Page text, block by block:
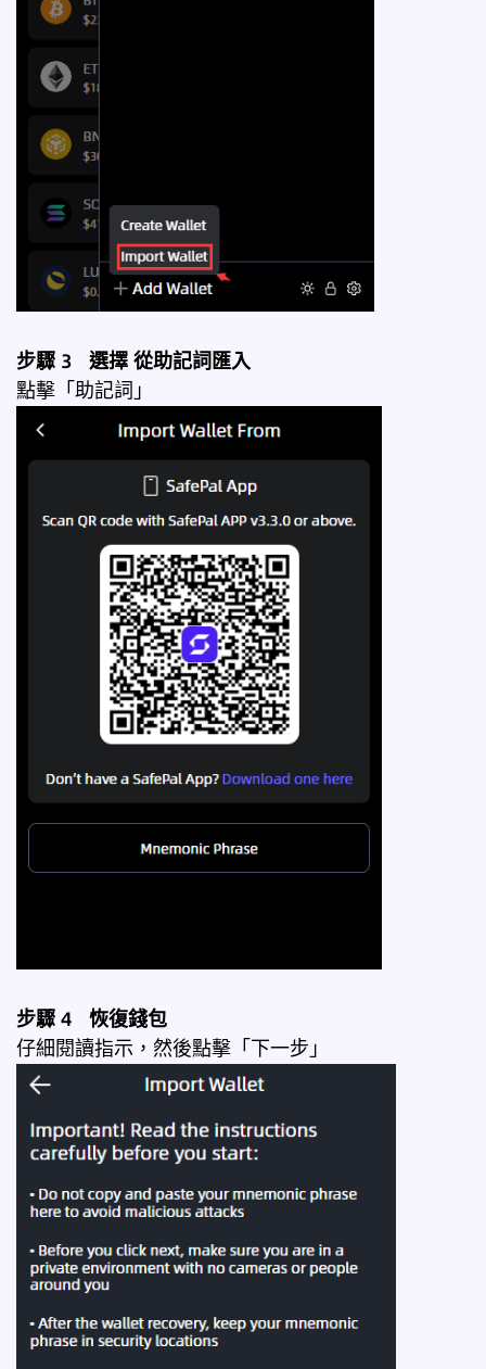
步驟 3 選擇 從助記詞匯入
點擊「助記詞」
步驟 4 恢復錢包
仔細閱讀指示，然後點擊「下一步」